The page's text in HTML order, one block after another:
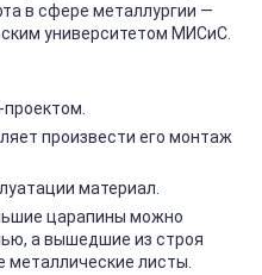
в сфере металлургии —
университетом МИСиС.
произвести его монтаж
материал.
царапины можно
а вышедшие из строя
листы.